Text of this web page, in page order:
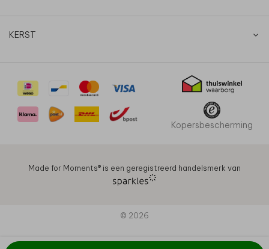
KERST
Kopersbescherming
Made for Moments®️ is een geregistreerd handelsmerk van
© 2026